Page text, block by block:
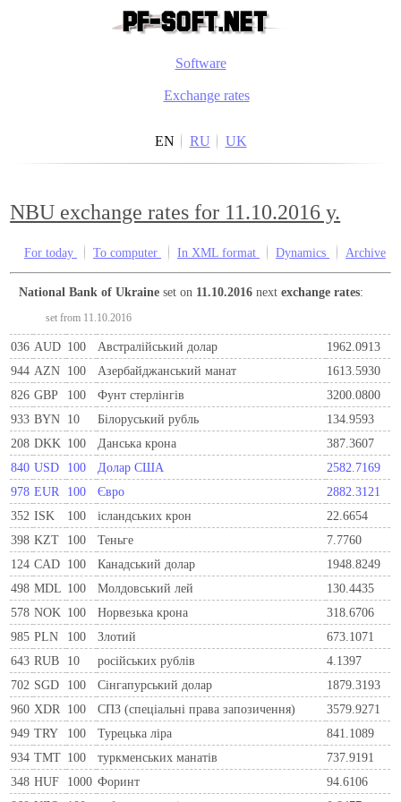
Software
Exchange rates
EN RU UK
NBU exchange rates for 11.10.2016 y.
For today To computer In XML format Dynamics Archive
National Bank of Ukraine set on 11.10.2016 nextexchange rates:
set from 11.10.2016
036 AUD 100 Австралійський долар
1962.0913
944 AZN 100 Азербайджанський манат
1613.5930
826 GBP 100 Фунт стерлінгів
3200.0800
933 BYN 10 Бiлоруський рубль
134.9593
208 DKK 100 Данська крона
387.3607
840 USD 100 Долар США
2582.7169
978 EUR 100 Євро
2882.3121
352 ISK 100 ісландських крон
22.6654
398 KZT 100 Теньге
7.7760
124 CAD 100 Канадський долар
1948.8249
498 MDL 100 Молдовський лей
130.4435
578 NOK 100 Норвезька крона
318.6706
985 PLN 100 Злотий
673.1071
643 RUB 10 російських рублів
4.1397
702 SGD 100 Сінгапурський долар
1879.3193
960 XDR 100 СПЗ (спеціальні права запозичення)
3579.9271
949 TRY 100 Турецька ліра
841.1089
934 TMT 100 туркменських манатів
737.9191
348 HUF 1000 Форинт
94.6106